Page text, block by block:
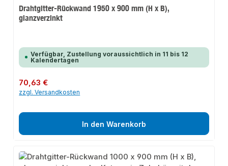
Drahtgitter-Rückwand 1950 x 900 mm (H x B),
glanzverzinkt
Verfügbar, Zustellung voraussichtlich in 11 bis 12
Kalendertagen
Regulärer Preis:
70,63 €
zzgl. Versandkosten
In den Warenkorb